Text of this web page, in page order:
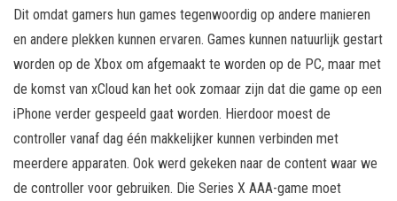
Dit omdat gamers hun games tegenwoordig op andere manieren
en andere plekken kunnen ervaren. Games kunnen natuurlijk gestart
worden op de Xbox om afgemaakt te worden op de PC, maar met
de komst van xCloud kan het ook zomaar zijn dat die game op een
iPhone verder gespeeld gaat worden. Hierdoor moest de
controller vanaf dag één makkelijker kunnen verbinden met
meerdere apparaten. Ook werd gekeken naar de content waar we
de controller voor gebruiken. Die Series X AAA-game moet